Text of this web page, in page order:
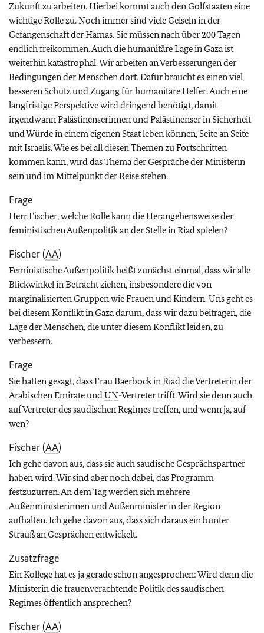
Zukunft zu arbeiten. Hierbei kommt auch den Golfstaaten eine
wichtige Rolle zu. Noch immer sind viele Geiseln in der
Gefangenschaft der Hamas. Sie müssen nach über 200 Tagen
endlich freikommen. Auch die humanitäre Lage in Gaza ist
weiterhin katastrophal. Wir arbeiten an Verbesserungen der
Bedingungen der Menschen dort. Dafür braucht es einen viel
besseren Schutz und Zugang für humanitäre Helfer. Auch eine
langfristige Perspektive wird dringend benötigt, damit
irgendwann Palästinenserinnen und Palästinenser in Sicherheit
und Würde in einem eigenen Staat leben können, Seite an Seite
mit Israelis. Wie es bei all diesen Themen zu Fortschritten
kommen kann, wird das Thema der Gespräche der Ministerin
sein und im Mittelpunkt der Reise stehen.
Frage
Herr Fischer, welche Rolle kann die Herangehensweise der
feministischen Außenpolitik an der Stelle in Riad spielen?
Fischer (AA)
Feministische Außenpolitik heißt zunächst einmal, dass wir alle
Blickwinkel in Betracht ziehen, insbesondere die von
marginalisierten Gruppen wie Frauen und Kindern. Uns geht es
bei diesem Konflikt in Gaza darum, dass wir dazu beitragen, die
Lage der Menschen, die unter diesem Konflikt leiden, zu
verbessern.
Frage
Sie hatten gesagt, dass Frau Baerbock in Riad die Vertreterin der
Arabischen Emirate undUN-Vertreter trifft. Wird sie denn auch
auf Vertreter des saudischen Regimes treffen, und wenn ja, auf
wen?
Fischer (AA)
Ich gehe davon aus, dass sie auch saudische Gesprächspartner
haben wird. Wir sind aber noch dabei, das Programm
festzuzurren. An dem Tag werden sich mehrere
Außenministerinnen und Außenminister in der Region
aufhalten. Ich gehe davon aus, dass sich daraus ein bunter
Strauß an Gesprächen entwickelt.
Zusatzfrage
Ein Kollege hat es ja gerade schon angesprochen: Wird denn die
Ministerin die frauenverachtende Politik des saudischen
Regimes öffentlich ansprechen?
Fischer (AA)